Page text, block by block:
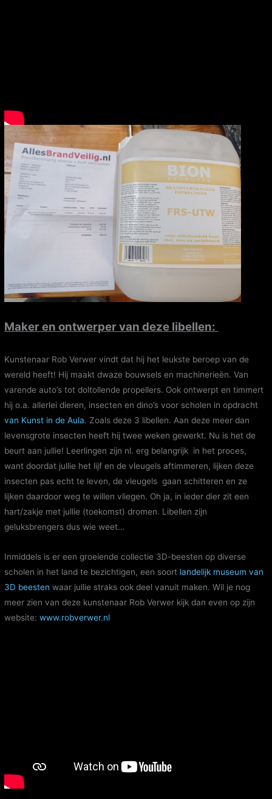
Maker en ontwerper van deze libellen:
Kunstenaar Rob Verwer vindt dat hij het leukste beroep van de
wereld heeft! Hij maakt dwaze bouwsels en machinerieën. Van
varende auto’s tot doltollende propellers. Ook ontwerpt en timmert
hij o.a. allerlei dieren, insecten en dino’s voor scholen in opdracht
van Kunst in de Aula. Zoals deze 3 libellen. Aan deze meer dan
levensgrote insecten heeft hij twee weken gewerkt. Nu is het de
beurt aan jullie! Leerlingen zijn nl. erg belangrijk in het proces,
want doordat jullie het lijf en de vleugels aftimmeren, lijken deze
insecten pas echt te leven, de vleugels gaan schitteren en ze
lijken daardoor weg te willen vliegen. Oh ja, in ieder dier zit een
hart/zakje met jullie (toekomst) dromen. Libellen zijn
geluksbrengers dus wie weet…
Inmiddels is er een groeiende collectie 3D-beesten op diverse
scholen in het land te bezichtigen, een soort landelijk museum van
3D beesten waar jullie straks ook deel vanuit maken. Wil je nog
meer zien van deze kunstenaar Rob Verwer kijk dan even op zijn
website:www.robverwer.nl